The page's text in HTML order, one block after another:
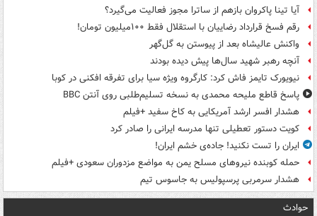
آیا تینا پاکروان بازهم از ساترا مجوز فعالیت می‌گیرد؟
رقم فسخ قرارداد رضاییان با استقلال فقط ۱۰۰میلیون تومان!
واکنش عالیشاه بعد از پیوستن به گل‌گهر
آنچه رهبر شهید سال‌ها پیش دیده بودند
نیویورک تایمز فاش کرد: کارگروه ویژه سیا برای تفرقه افکنی در کوبا
پاسخ قاطع ملیحه محمدی به نسخه تسلیم‌طلبی روی آنتن BBC
هشدار افسر ارشد آمریکایی به کاخ سفید +فیلم
کویت دستور تعطیلی تنها مدرسه ایرانی را صادر کرد
ایران را تست نکنید! جاده‌ی خشم ایران!
حمله کوبنده نیروهای مسلح یمن به مواضع مزدوران سعودی +فیلم
هشدار سرمربی پرسپولیس به جاسوس تیم
حوادث